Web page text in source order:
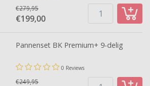
€279,95
€199,00
Pannenset BK Premium+ 9-delig
0 Reviews
€249,95